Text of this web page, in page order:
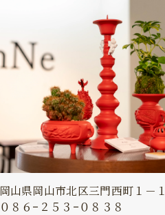
岡山県岡山市北区三門西町１－１
０８６−２５３−０８３８